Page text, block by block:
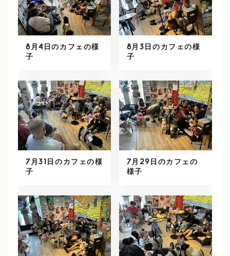
8月4日のカフェの様
子
8月3日のカフェの様
子
7月31日のカフェの様
子
7月29日のカフェの
様子